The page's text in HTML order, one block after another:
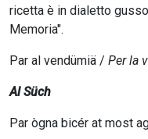
ricetta è in dialetto
Memoria".
Par al vendümiä / Per la
Al Süch
Par ògna bicér at most